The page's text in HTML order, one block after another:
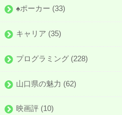
♠️ポーカー (33)
キャリア (35)
プログラミング (228)
山口県の魅力 (62)
映画評 (10)